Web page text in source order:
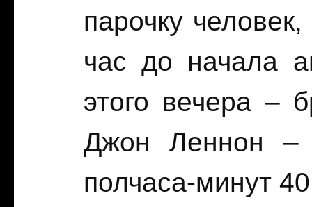
парочку
час до начала
этого вечера –
Джон Леннон –
полчаса-минут